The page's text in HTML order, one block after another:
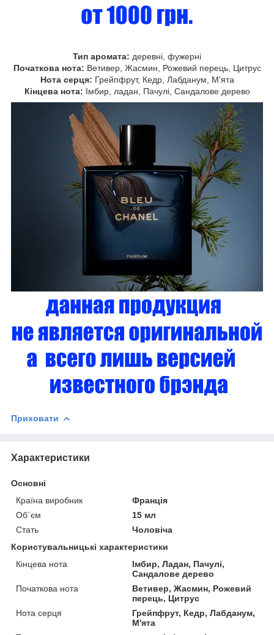
Тип аромата: деревні, фужерні
Початкова нота: Ветивер, Жасмин, Рожевий перець, Цитрус
Нота серця: Грейпфрут, Кедр, Лабданум, М'ята
Кінцева нота: Імбир, ладан, Пачулі, Сандалове дерево
Приховати
Характеристики
Основні
Країна виробник
Франція
Об`єм
15 мл
Стать
Чоловіча
Користувальницькі характеристики
Кінцева нота
Імбир, Ладан, Пачулі,
Сандалове дерево
Початкова нота
Ветивер, Жасмин, Рожевий
перець, Цитрус
Нота серця
Грейпфрут, Кедр, Лабданум,
М'ята